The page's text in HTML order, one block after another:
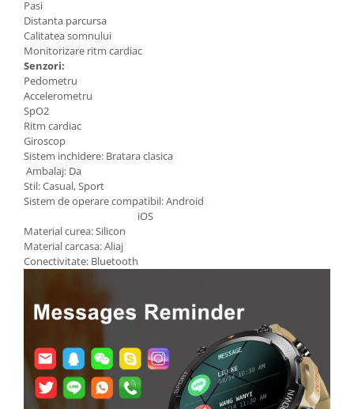
Pasi
Distanta parcursa
Calitatea somnului
Monitorizare ritm cardiac
Senzori:
Pedometru
Accelerometru
SpO2
Ritm cardiac
Giroscop
Sistem inchidere: Bratara clasica
Ambalaj: Da
Stil: Casual, Sport
Sistem de operare compatibil: Android
iOS
Material curea: Silicon
Material carcasa: Aliaj
Conectivitate: Bluetooth